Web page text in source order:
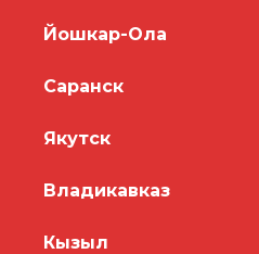
Йошкар-Ола
Саранск
Якутск
Владикавказ
Кызыл